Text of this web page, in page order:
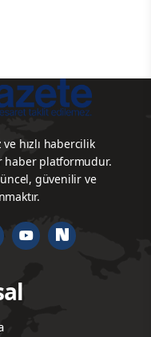
hızlı habercilik
haber platformudur.
güvenilir ve